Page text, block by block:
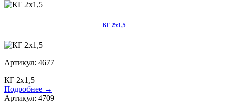
КГ 2х1,5
Артикул: 4677
КГ 2х1,5
Подробнее →
Артикул: 4709